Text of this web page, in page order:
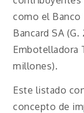
como el Banco
Bancard SA
Embotelladora
millones).
Este listado
concepto de